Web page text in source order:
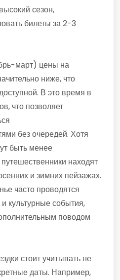
сезон,
билеты за 2-3
март) цены на
ниже, что
В это время в
что позволяет
без очередей. Хотя
быть менее
находят
и зимних пейзажах.
часто проводятся
культурные события,
поводом
стоит учитывать не
даты. Например,